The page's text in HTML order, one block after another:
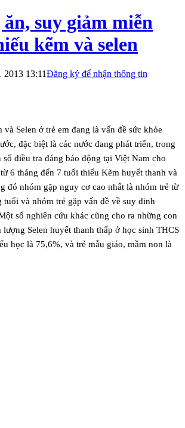
suy giảm miễn
kẽm và selen
2013 13:11Đăng ký để nhận thông tin
Selen ở trẻ em đang là vấn đề sức khỏe
đặc biệt là các nước đang phát triển, trong
điều tra đáng báo động tại Việt Nam cho
6 tháng đến 7 tuổi thiếu Kẽm huyết thanh và
đó nhóm gặp nguy cơ cao nhất là nhóm trẻ từ
tuổi và nhóm trẻ gặp vấn đề về suy dinh
số nghiên cứu khác cũng cho ra những con
Selen huyết thanh thấp ở học sinh THCS
học là 75,6%, và trẻ mẫu giáo, mầm non là